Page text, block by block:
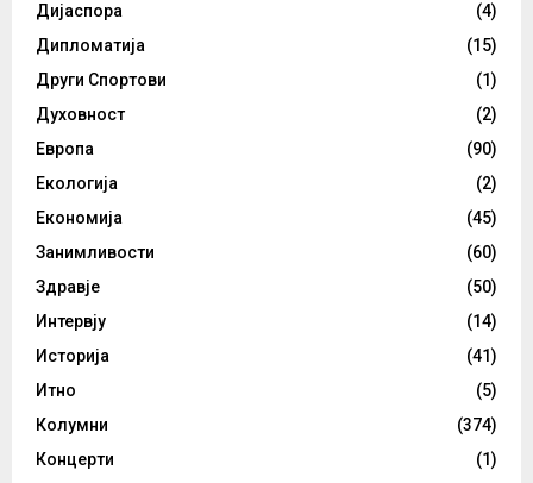
Дијаспора
(4)
Дипломатија
(15)
Други Спортови
(1)
Духовност
(2)
Европа
(90)
Екологија
(2)
Економија
(45)
Занимливости
(60)
Здравје
(50)
Интервју
(14)
Историја
(41)
Итно
(5)
Колумни
(374)
Концерти
(1)